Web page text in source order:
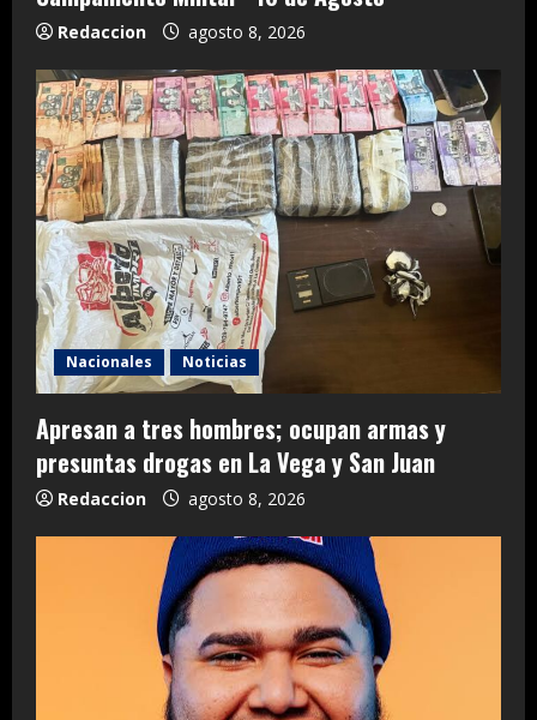
Redaccion agosto 8, 2026
Nacionales Noticias
Apresan a tres hombres; ocupan armas y
presuntas drogas en La Vega y San Juan
Redaccion agosto 8, 2026